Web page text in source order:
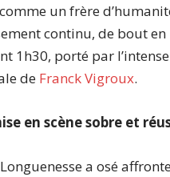
un frère
continu, de bout
1h30, porté par
de Franck Vigroux.
en scène sobre et
a osé